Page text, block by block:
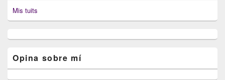
Mis tuits
Opina sobre mí